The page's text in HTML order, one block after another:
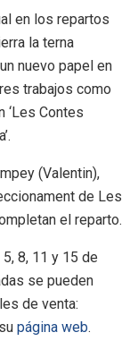
en los repartos
la terna
nuevo papel en
trabajos como
‘Les Contes
(Valentin),
de Les
el reparto.
5, 8, 11 y 15 de
se pueden
de venta:
página web.